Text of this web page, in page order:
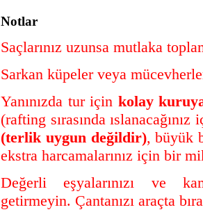
Notlar
Saçlarınız uzunsa mutlaka
Sarkan küpeler veya
Yanınızda tur için kolay
(rafting sırasında ıslanacağınız
(terlik uygun değildir), büyük
ekstra harcamalarınız için bir
Değerli eşyalarınızı ve
getirmeyin. Çantanızı araçta